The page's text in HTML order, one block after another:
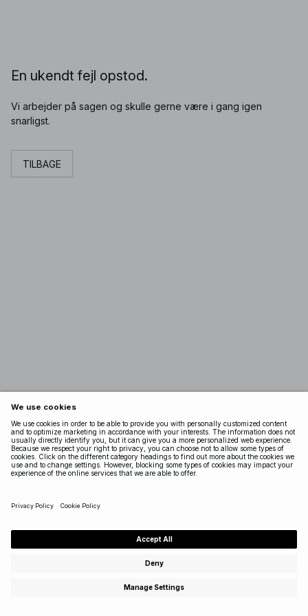
En ukendt fejl opstod.
Vi arbejder på sagen og skulle gerne være i gang igen
snarligst.
TILBAGE